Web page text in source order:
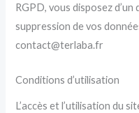
RGPD, vous disposez
suppression de vos
contact@terlaba.fr
Conditions d’utilisation
L’accès et l’utilisation du